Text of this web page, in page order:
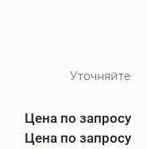
Уточняйте
Цена по запросу
Цена по запросу